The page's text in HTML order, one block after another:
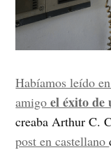
Habíamos leído
amigoel éxito
creaba Arthur C.
post en castellano